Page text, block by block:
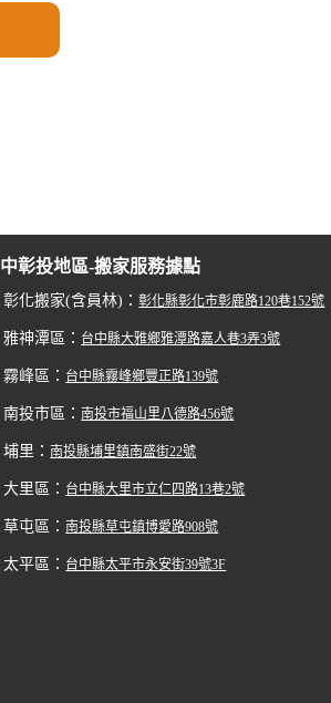
中彰投地區-搬家服務據點
彰化搬家(含員林)：彰化縣彰化市彰鹿路120巷152號
雅神潭區： 台中縣大雅鄉雅潭路嘉人巷3弄3號
霧峰區： 台中縣霧峰鄉豐正路139號
南投市區：南投市福山里八德路456號
埔里：南投縣埔里鎮南盛街22號
大里區： 台中縣大里市立仁四路13巷2號
草屯區：南投縣草屯鎮博愛路908號
太平區： 台中縣太平市永安街39號3F